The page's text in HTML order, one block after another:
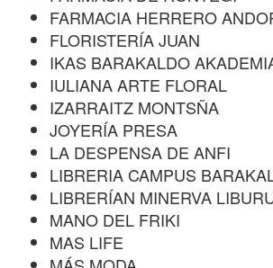
FARMACIA HERRERO
FLORISTERÍA JUAN
IKAS BARAKALDO
IULIANA ARTE FLORAL
IZARRAITZ MONTSÑA
JOYERÍA PRESA
LA DESPENSA DE ANFI
LIBRERIA CAMPUS
LIBRERÍAN MINERVA
MANO DEL FRIKI
MAS LIFE